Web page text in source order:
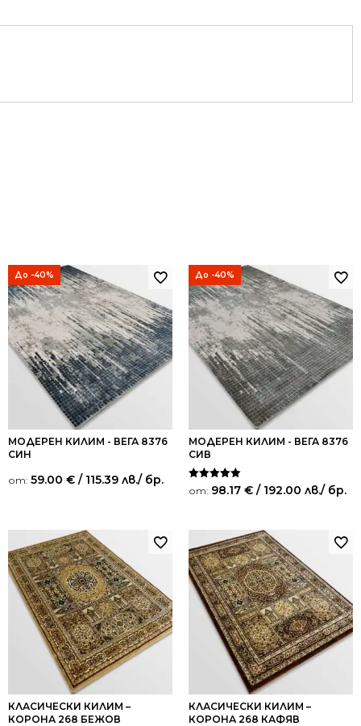
До -40%
МОДЕРЕН КИЛИМ - ВЕГА 8376
СИН
от: 59.00 € / 115.39 лв./ бр.
До -40%
МОДЕРЕН КИЛИМ - ВЕГА 8376
СИВ
Оценено на
5.00
от: 98.17 € / 192.00 лв./ бр.
КЛАСИЧЕСКИ КИЛИМ –
КОРОНА 268 БЕЖОВ
КЛАСИЧЕСКИ КИЛИМ –
КОРОНА 268 КАФЯВ